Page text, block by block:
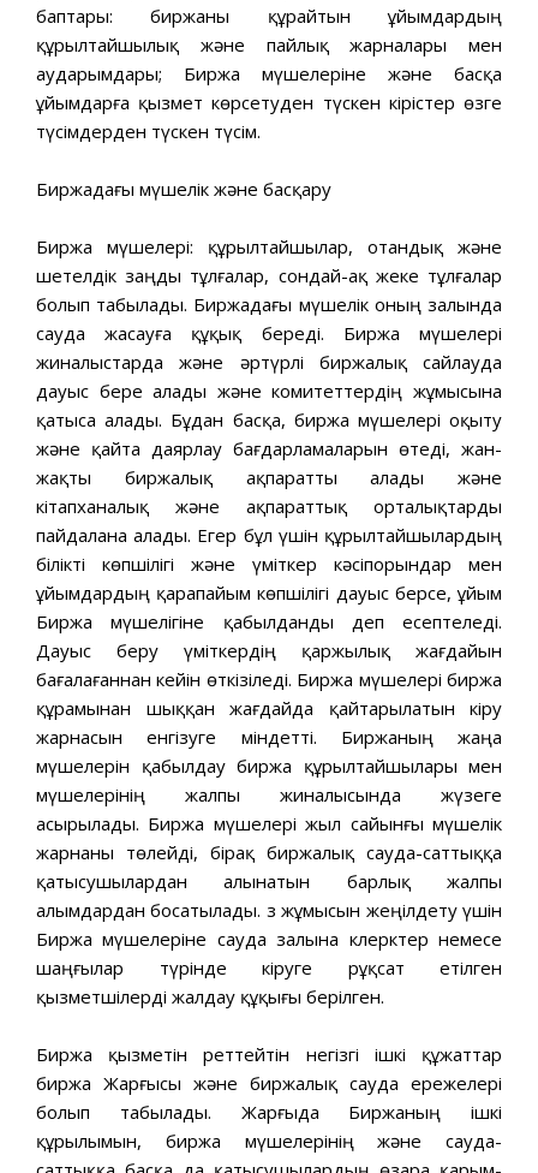
баптары: биржаны құрайтын ұйымдардың
құрылтайшылық және пайлық жарналары мен
аударымдары; Биржа мүшелеріне және басқа
ұйымдарға қызмет көрсетуден түскен кірістер өзге
түсімдерден түскен түсім.
Биржадағы мүшелік және басқару
Биржа мүшелері: құрылтайшылар, отандық және
шетелдік заңды тұлғалар, сондай-ақ жеке тұлғалар
болып табылады. Биржадағы мүшелік оның залында
сауда жасауға құқық береді. Биржа мүшелері
жиналыстарда және әртүрлі биржалық сайлауда
дауыс бере алады және комитеттердің жұмысына
қатыса алады. Бұдан басқа, биржа мүшелері оқыту
және қайта даярлау бағдарламаларын өтеді, жан-
жақты биржалық ақпаратты алады және
кітапханалық және ақпараттық орталықтарды
пайдалана алады. Егер бұл үшін құрылтайшылардың
білікті көпшілігі және үміткер кәсіпорындар мен
ұйымдардың қарапайым көпшілігі дауыс берсе, ұйым
Биржа мүшелігіне қабылданды деп есептеледі.
Дауыс беру үміткердің қаржылық жағдайын
бағалағаннан кейін өткізіледі. Биржа мүшелері биржа
құрамынан шыққан жағдайда қайтарылатын кіру
жарнасын енгізуге міндетті. Биржаның жаңа
мүшелерін қабылдау биржа құрылтайшылары мен
мүшелерінің жалпы жиналысында жүзеге
асырылады. Биржа мүшелері жыл сайынғы мүшелік
жарнаны төлейді, бірақ биржалық сауда-саттыққа
қатысушылардан алынатын барлық жалпы
алымдардан босатылады. Өз жұмысын жеңілдету үшін
Биржа мүшелеріне сауда залына клерктер немесе
шаңғылар түрінде кіруге рұқсат етілген
қызметшілерді жалдау құқығы берілген.
Биржа қызметін реттейтін негізгі ішкі құжаттар
биржа Жарғысы және биржалық сауда ережелері
болып табылады. Жарғыда Биржаның ішкі
құрылымын, биржа мүшелерінің және сауда-